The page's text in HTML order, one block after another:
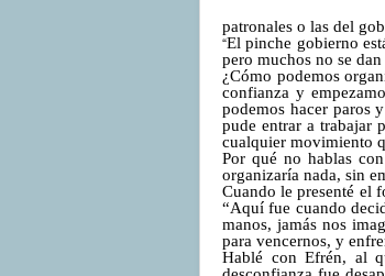
patronales o las del
“El pinche gobierno
pero muchos no se dan
¿Cómo podemos
confianza y
podemos hacer paros
pude entrar a trabajar
cualquier movimiento
Por qué no hablas
organizaría nada, sin
Cuando le presenté el
“Aquí fue cuando
manos, jamás nos
para vencernos, y
Hablé con Efrén, al